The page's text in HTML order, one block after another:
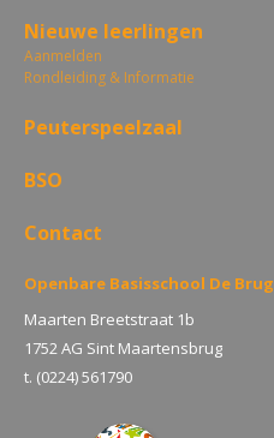
Nieuwe leerlingen
Aanmelden
Rondleiding & Informatie
Peuterspeelzaal
BSO
Contact
Openbare Basisschool De Brug
Maarten Breetstraat 1b
1752 AG Sint Maartensbrug
t. (0224) 561790